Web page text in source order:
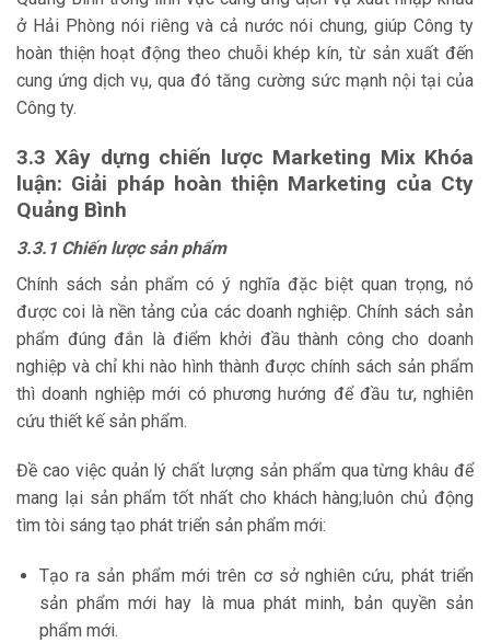
ở Hải Phòng nói riêng và cả nước nói chung, giúp Công ty
hoàn thiện hoạt động theo chuỗi khép kín, từ sản xuất đến
cung ứng dịch vụ, qua đó tăng cường sức mạnh nội tại của
Công ty.
3.3 Xây dựng chiến lược Marketing Mix Khóa
luận: Giải pháp hoàn thiện Marketing của Cty
Quảng Bình
3.3.1 Chiến lược sản phẩm
Chính sách sản phẩm có ý nghĩa đặc biệt quan trọng, nó
được coi là nền tảng của các doanh nghiệp. Chính sách sản
phẩm đúng đắn là điểm khởi đầu thành công cho doanh
nghiệp và chỉ khi nào hình thành được chính sách sản phẩm
thì doanh nghiệp mới có phương hướng để đầu tư, nghiên
cứu thiết kế sản phẩm.
Đề cao việc quản lý chất lượng sản phẩm qua từng khâu để
mang lại sản phẩm tốt nhất cho khách hàng;luôn chủ động
tìm tòi sáng tạo phát triển sản phẩm mới:
Tạo ra sản phẩm mới trên cơ sở nghiên cứu, phát triển
sản phẩm mới hay là mua phát minh, bản quyền sản
phẩm mới.